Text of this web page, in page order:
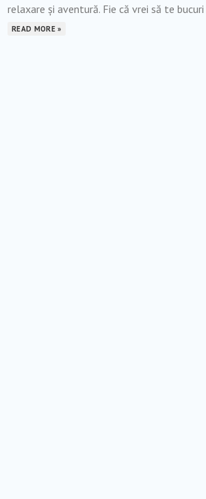
relaxare și aventură. Fie că vrei să te
READ MORE »